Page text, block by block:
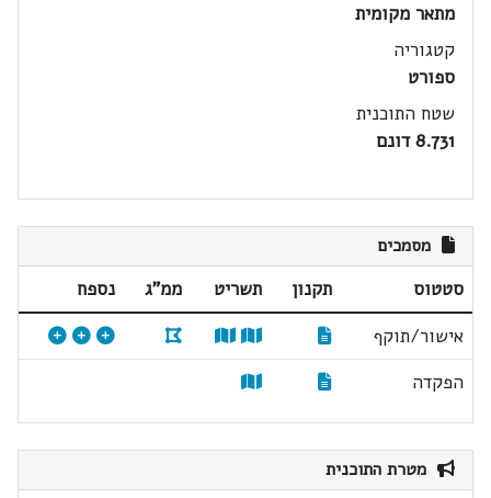
מתאר מקומית
קטגוריה
ספורט
שטח התוכנית
8.731 דונם
מסמכים
סטטוס תקנון תשריט ממ"ג
נספח
אישור/תוקף
הפקדה
מטרת התוכנית